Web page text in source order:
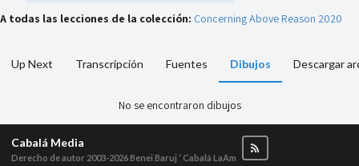
A todas las lecciones de la colección: Concerning Above Reason 2020
Up Next Transcripción Fuentes Dibujos Descargar
No se encontraron dibujos
Cabalá Media
Derecho de autor 2003-2026Benei Baruj ‘ Cabalá LaAm